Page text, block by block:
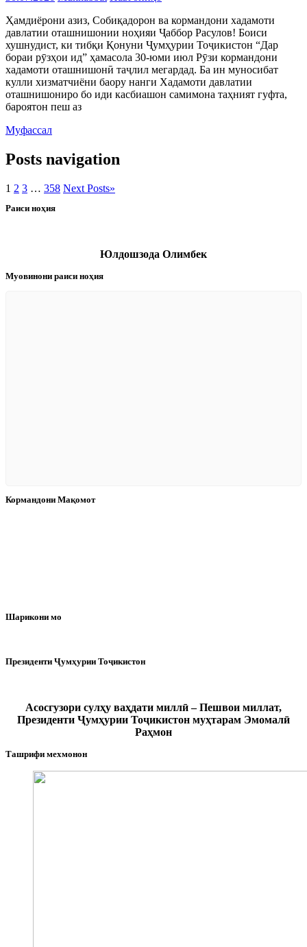
Ҳамдиёрони азиз, Собиқадорон ва кормандони хадамоти
давлатии оташнишонии ноҳияи Ҷаббор Расулов! Боиси
хушнудист, ки тибқи Қонуни Ҷумҳурии Тоҷикистон “Дар
бораи рӯзҳои ид” ҳамасола 30-юми июл Рӯзи кормандони
хадамоти оташнишонӣ таҷлил мегардад. Ба ин муносибат
кулли хизматчиёни баору нанги Хадамоти давлатии
оташнишониро бо иди касбиашон самимона таҳният гуфта,
бароятон пеш аз
Муфассал
Posts navigation
1 2 3 … 358 Next Posts»
Раиси ноҳия
Юлдошзода Олимбек
Муовинони раиси ноҳия
Кормандони Мақомот
Шарикони мо
Президенти Ҷумҳурии Тоҷикистон
Асосгузори сулҳу ваҳдати миллӣ – Пешвои миллат,
Президенти Ҷумҳурии Тоҷикистон муҳтарам Эмомалӣ
Раҳмон
Ташрифи мехмонон